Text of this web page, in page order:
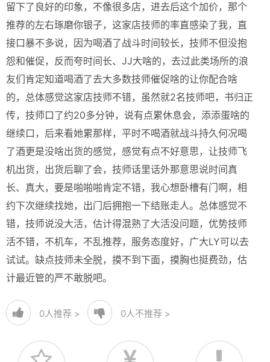
留下了良好的印象，不像很多店，进去后这个加价，那个
推荐的左右琢磨你银子，这家店技师的率直感染了我，直
接口暴不多说，因为喝酒了战斗时间较长，技师不但没抱
怨和催促，反而夸时间长、JJ大啥的，去过此类场所的浪
友们肯定知道喝酒了去大多数技师催促啥的让你配合啥
的，总体感觉这家店技师不错，虽然就2名技师吧，书归正
传，技师口了约20多分钟，说有点累休息会，添添蛋啥的
继续口，后来看她累那样，平时不喝酒就战斗持久何况喝
了酒更是没啥出货的感觉，感觉有点不好意思，让技师飞
机出货，出货后聊了会，技师话里话外那意思说时间真
长、真大，要是啪啪啪肯定不错，我心想卧槽有门啊，相
约下次继续找她，出门后拥抱一下结账走人。总体感觉不
错，技师说没大活，估计得混熟了大活没问题，优势技师
活不错，不机车，不乱推荐，服务态度好，广大LY可以去
试试。缺点技师未全脱，摸不到下面，摸胸也挺费劲，估
计最近管的严不敢脱吧。
0人推荐 > 0人不推荐 >